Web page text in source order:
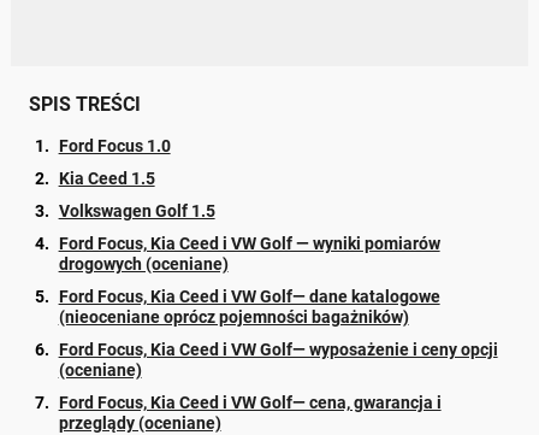
SPIS TREŚCI
Ford Focus 1.0
Kia Ceed 1.5
Volkswagen Golf 1.5
Ford Focus, Kia Ceed i VW Golf — wyniki pomiarów
drogowych (oceniane)
Ford Focus, Kia Ceed i VW Golf— dane katalogowe
(nieoceniane oprócz pojemności bagażników)
Ford Focus, Kia Ceed i VW Golf— wyposażenie i ceny opcji
(oceniane)
Ford Focus, Kia Ceed i VW Golf— cena, gwarancja i
przeglądy (oceniane)